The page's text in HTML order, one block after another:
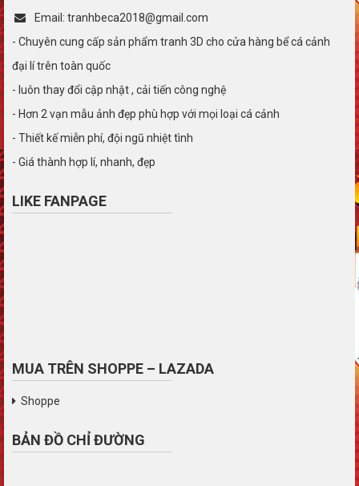
Email: tranhbeca2018@gmail.com
- Chuyên cung cấp sản phẩm tranh 3D cho cửa hàng bể cá cảnh
đại lí trên toàn quốc
- luôn thay đổi cập nhật , cải tiến công nghệ
- Hơn 2 vạn mẫu ảnh đẹp phù hợp với mọi loại cá cảnh
- Thiết kế miễn phí, đội ngũ nhiệt tình
- Giá thành hợp lí, nhanh, đẹp
LIKE FANPAGE
MUA TRÊN SHOPPE – LAZADA
Shoppe
BẢN ĐỒ CHỈ ĐƯỜNG